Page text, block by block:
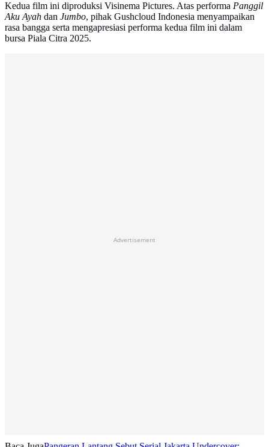
Kedua film ini diproduksi Visinema Pictures. Atas performa Panggil
Aku Ayah dan Jumbo, pihak Gushcloud Indonesia menyampaikan
rasa bangga serta mengapresiasi performa kedua film ini dalam
bursa Piala Citra 2025.
Advertisement